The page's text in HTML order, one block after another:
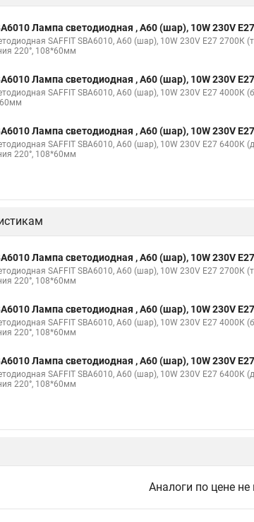
Лампа светодиодная , A60 (шар), 10W 230V
SAFFIT SBA6010, A60 (шар), 10W 230V E27 2700К
220°, 108*60мм
Лампа светодиодная , A60 (шар), 10W 230V
SAFFIT SBA6010, A60 (шар), 10W 230V E27 4000К
Лампа светодиодная , A60 (шар), 10W 230V
SAFFIT SBA6010, A60 (шар), 10W 230V E27 6400К
220°, 108*60мм
Лампа светодиодная , A60 (шар), 10W 230V
SAFFIT SBA6010, A60 (шар), 10W 230V E27 2700К
220°, 108*60мм
Лампа светодиодная , A60 (шар), 10W 230V
SAFFIT SBA6010, A60 (шар), 10W 230V E27 4000К
220°, 108*60мм
Лампа светодиодная , A60 (шар), 10W 230V
SAFFIT SBA6010, A60 (шар), 10W 230V E27 6400К
220°, 108*60мм
Аналоги по цене